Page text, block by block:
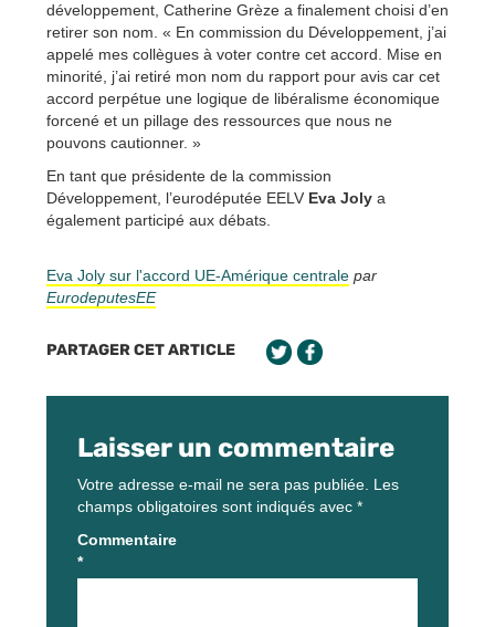
développement, Catherine Grèze a finalement choisi d’en
retirer son nom. « En commission du Développement, j’ai
appelé mes collègues à voter contre cet accord. Mise en
minorité, j’ai retiré mon nom du rapport pour avis car cet
accord perpétue une logique de libéralisme économique
forcené et un pillage des ressources que nous ne
pouvons cautionner. »
En tant que présidente de la commission
Développement, l’eurodéputée EELV Eva Joly a
également participé aux débats.
Eva Joly sur l'accord UE-Amérique centrale par
EurodeputesEE
PARTAGER CET ARTICLE
Laisser un commentaire
Votre adresse e-mail ne sera pas publiée. Les
champs obligatoires sont indiqués avec *
Commentaire
*